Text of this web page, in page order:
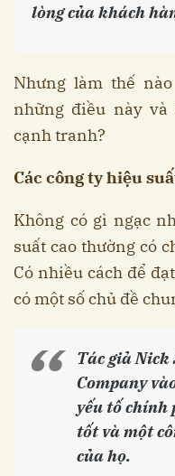
lòng của khách
Nhưng làm thế
những điều này
cạnh tranh?
Các công ty hiệu
Không có gì ngạc
suất cao thường có
Có nhiều cách để
có một số chủ đề
Tác giả Nick
Company
yếu tố chính
tốt và một
của họ.